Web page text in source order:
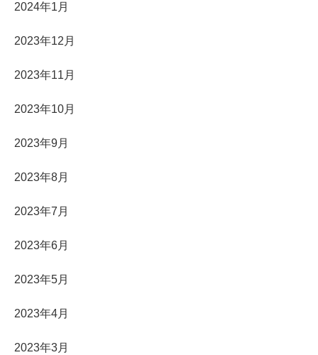
2024年1月
2023年12月
2023年11月
2023年10月
2023年9月
2023年8月
2023年7月
2023年6月
2023年5月
2023年4月
2023年3月